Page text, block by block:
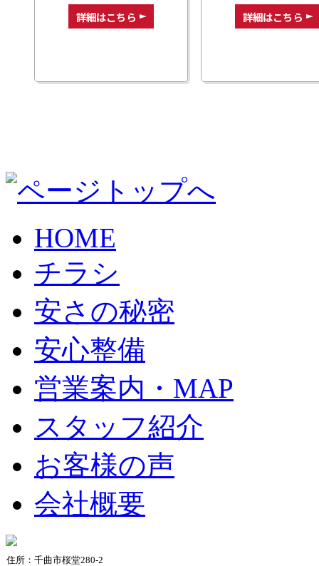
詳細はこちら 詳細はこちら
HOME
チラシ
安さの秘密
安心整備
営業案内・MAP
スタッフ紹介
お客様の声
会社概要
住所：千曲市桜堂280-2